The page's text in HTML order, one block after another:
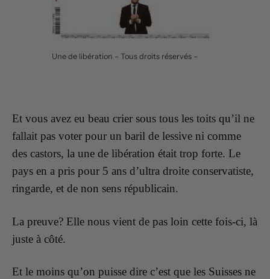
Une de libération – Tous droits réservés –
Et vous avez eu beau crier sous tous les toits qu’il ne
fallait pas voter pour un baril de lessive ni comme
des castors, la une de libération était trop forte. Le
pays en a pris pour 5 ans d’ultra droite conservatiste,
ringarde, et de non sens républicain.
La preuve? Elle nous vient de pas loin cette fois-ci, là
juste à côté.
Et le moins qu’on puisse dire c’est que les Suisses ne